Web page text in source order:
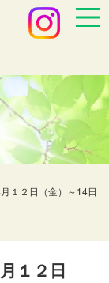
１２日（金）～14日
１２日